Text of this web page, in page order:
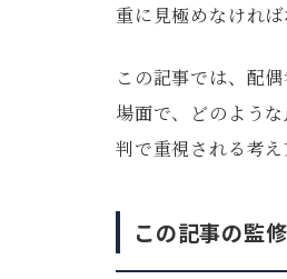
重に見極めなければ
この記事では、配
場面で、どのよう
判で重視される考
この記事の監